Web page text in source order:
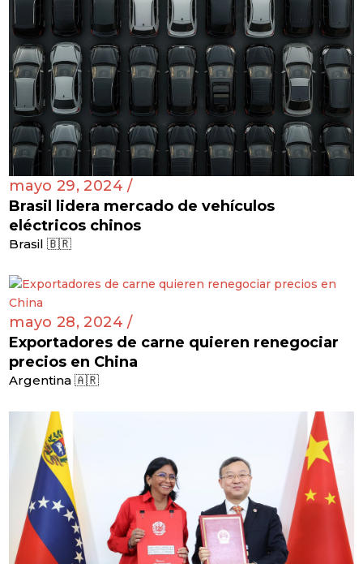
mayo 29, 2024 /
Brasil lidera mercado de vehículos
eléctricos chinos
Brasil 🇧🇷
mayo 28, 2024 /
Exportadores de carne quieren renegociar
precios en China
Argentina 🇦🇷